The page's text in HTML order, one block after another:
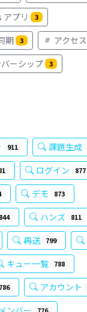
プリ 3
期 3 アクセ
ーシップ 3
911 課題生成
ログイン 877
デモ 873
844 ハンズ 811
再送 799
キュー一覧 788
786 アカウント
776